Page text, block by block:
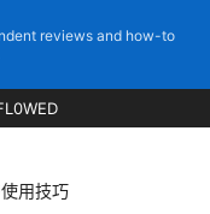
reviews and how-to
用技巧